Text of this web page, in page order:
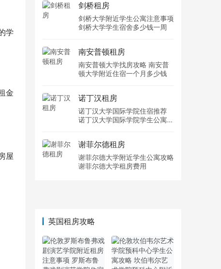
学
金
屋
剑桥租房
剑桥大学附近学生公寓注意事项
剑桥大学学生宿舍多少钱一周
南安普顿租房
南安普顿大学找房攻略 南安普
顿大学附近住宿一个月多少钱
诺丁汉租房
诺丁汉大学国际学院住宿推荐
诺丁汉大学国际学院学生公寓多
谢菲尔德租房
谢菲尔德大学附近学生公寓攻略
谢菲尔德大学租房费用
英国租房攻略